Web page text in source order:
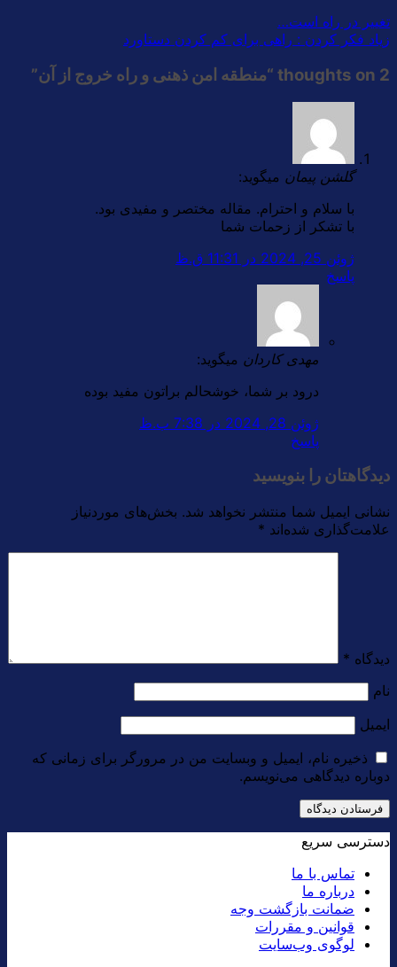
تغییر در راه است…
زیاد فکر کردن : راهی برای کم کردن دستاورد
2 thoughts on “ منطقه امن ذهنی و راه‌ خروج از آن”
گلشن پیمان میگوید:
با سلام و احترام. مقاله مختصر و مفیدی بود.
با تشکر از زحمات شما
ژوئن 25, 2024 در 11:31 ق.ظ
پاسخ
مهدی کاردان میگوید:
درود بر شما، خوشحالم براتون مفید بوده
ژوئن 28, 2024 در 7:38 ب.ظ
پاسخ
دیدگاهتان را بنویسید
نشانی ایمیل شما منتشر نخواهد شد. بخش‌های موردنیاز
علامت‌گذاری شده‌اند *
دیدگاه *
نام
ایمیل
ذخیره نام، ایمیل و وبسایت من در مرورگر برای زمانی که
دوباره دیدگاهی می‌نویسم.
دسترسی سریع
تماس با ما
درباره ما
ضمانت بازگشت وجه
قوانین و مقررات
لوگوی وب‌سایت